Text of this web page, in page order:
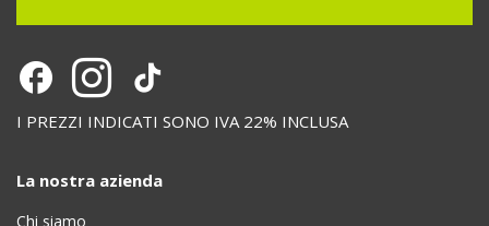
I PREZZI INDICATI SONO IVA 22% INCLUSA
La nostra azienda
Chi siamo